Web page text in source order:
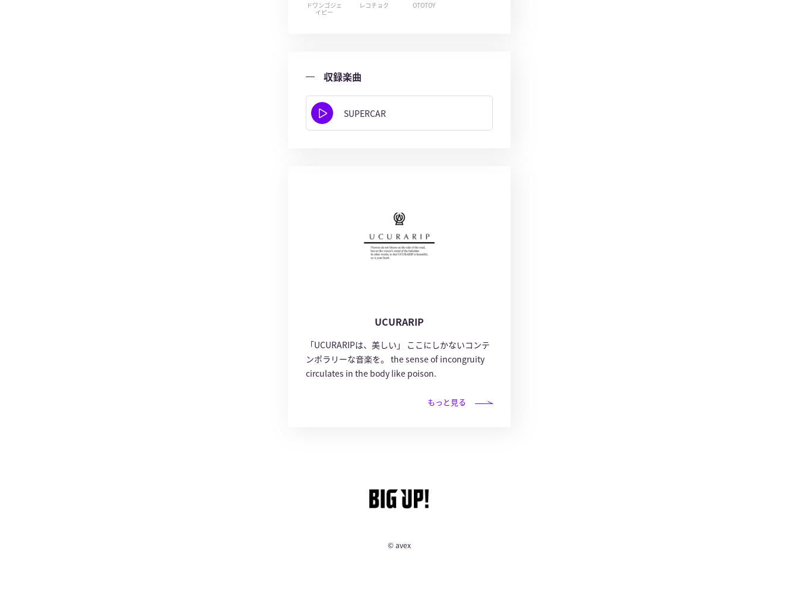
ドワンゴジェ
イピー
レコチョク OTOTOY
収録楽曲
SUPERCAR
UCURARIP
「UCURARIPは、美しい」 ここにしかないコンテ
ンポラリーな音楽を。 the sense of incongruity
circulates in the body like poison.
もっと見る
© avex